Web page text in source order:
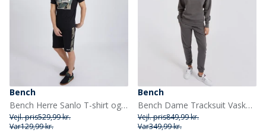
Bench
Bench Herre Sanlo T-shirt og Shorts Sæt Sort
Vejl. pris529,99 kr.
Var129,99 kr.
Bench
Bench Dame Tracksuit Vasket Antracit
Vejl. pris849,99 kr.
Var349,99 kr.